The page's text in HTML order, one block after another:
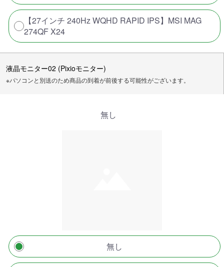
【27インチ 240Hz WQHD RAPID IPS】MSI MAG
274QF X24
液晶モニター02 (Pixioモニター)
※パソコンと別送のため商品の到着が前後する可能性がございます。
無し
無し